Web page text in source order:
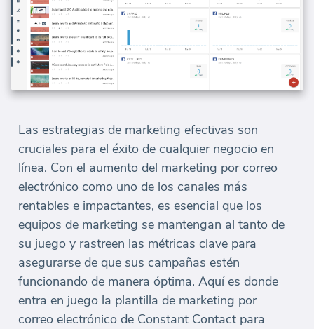
Las estrategias de marketing efectivas son
cruciales para el éxito de cualquier negocio en
línea. Con el aumento del marketing por correo
electrónico como uno de los canales más
rentables e impactantes, es esencial que los
equipos de marketing se mantengan al tanto de
su juego y rastreen las métricas clave para
asegurarse de que sus campañas estén
funcionando de manera óptima. Aquí es donde
entra en juego la plantilla de marketing por
correo electrónico de Constant Contact para